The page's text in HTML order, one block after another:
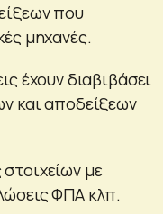
που
μηχανές.
έχουν διαβιβάσει
και αποδείξεων
με
ΦΠΑ κλπ.